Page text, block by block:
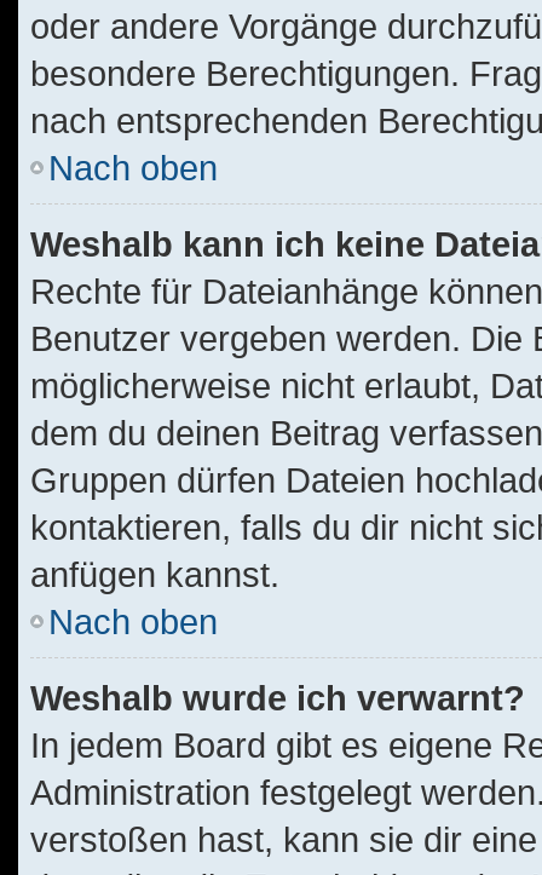
oder andere Vorgänge
besondere Berechtigungen.
nach entsprechenden
Nach oben
Weshalb kann ich keine
Rechte für Dateianhänge
Benutzer vergeben werden. Die
möglicherweise nicht erlaubt,
dem du deinen Beitrag
Gruppen dürfen Dateien
kontaktieren, falls du dir nicht
anfügen kannst.
Nach oben
Weshalb wurde ich verwarnt?
In jedem Board gibt es eigene
Administration festgelegt
verstoßen hast, kann sie dir